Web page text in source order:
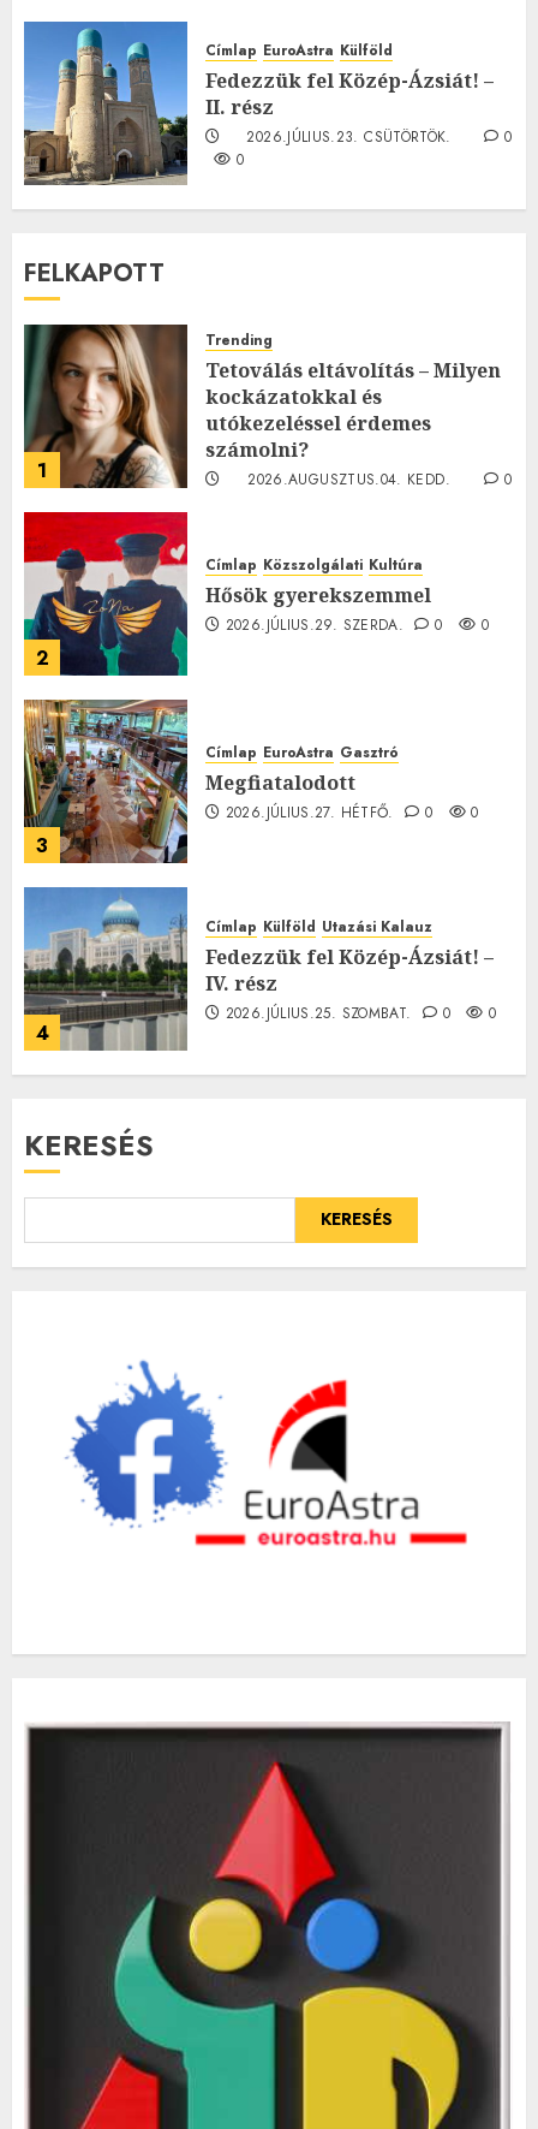
2026.JÚLIUS.23. CSÜTÖRTÖK.
0
Címlap EuroAstra Külföld
Fedezzük fel Közép-Ázsiát! –
II. rész
2026.JÚLIUS.23. CSÜTÖRTÖK.
0
0
FELKAPOTT
1
Trending
Tetoválás eltávolítás – Milyen
kockázatokkal és
utókezeléssel érdemes
számolni?
2026.AUGUSZTUS.04. KEDD.
0
2
Címlap Közszolgálati Kultúra
Hősök gyerekszemmel
2026.JÚLIUS.29. SZERDA. 0 0
3
Címlap EuroAstra Gasztró
Megfiatalodott
2026.JÚLIUS.27. HÉTFŐ. 0 0
4
Címlap Külföld Utazási Kalauz
Fedezzük fel Közép-Ázsiát! –
IV. rész
2026.JÚLIUS.25. SZOMBAT. 0 0
KERESÉS
KERESÉS